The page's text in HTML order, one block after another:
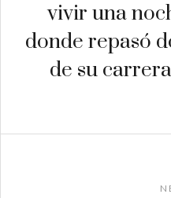
vivir una
donde repasó
de su